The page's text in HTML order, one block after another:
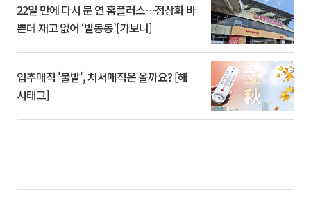
22일 만에 다시 문 연 홈플러스…정상화 바
쁜데 재고 없어 ‘발동동’[가보니]
입추매직 '불발', 처서매직은 올까요? [해
시태그]